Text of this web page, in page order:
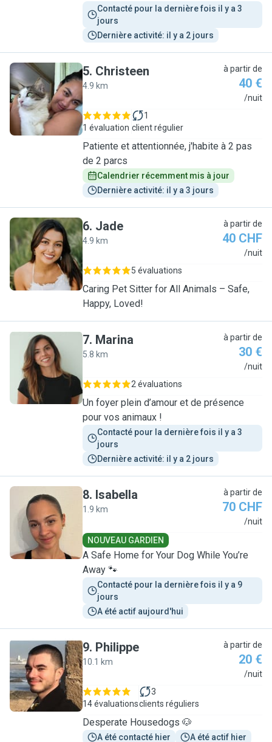
Contacté pour la dernière fois il y a 3
jours
Dernière activité: il y a 2 jours
C
5. Christeen
4.9 km
à partir de
40 €
/nuit
1 évaluation
1
client régulier
Patiente et attentionnée, j'habite à 2 pas
de 2 parcs
Calendrier récemment mis à jour
Dernière activité: il y a 3 jours
J
6. Jade
4.9 km
à partir de
40 CHF
/nuit
5 évaluations
Caring Pet Sitter for All Animals – Safe,
Happy, Loved!
M
7. Marina
5.8 km
à partir de
30 €
/nuit
2 évaluations
Un foyer plein d’amour et de présence
pour vos animaux !
Contacté pour la dernière fois il y a 3
jours
Dernière activité: il y a 2 jours
I
8. Isabella
1.9 km
à partir de
70 CHF
/nuit
NOUVEAU GARDIEN
A Safe Home for Your Dog While You’re
Away 🐾
Contacté pour la dernière fois il y a 9
jours
A été actif aujourd'hui
P
9. Philippe
10.1 km
à partir de
20 €
/nuit
14 évaluations
3
clients réguliers
Desperate Housedogs 🐶
A été contacté hier A été actif hier